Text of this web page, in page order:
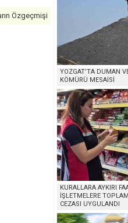
Özgeçmişi
YOZGAT’TA DUMAN
KÖMÜRÜ MESAİSİ
KURALLARA AYKIRI
İŞLETMELERE
CEZASI UYGULANDI